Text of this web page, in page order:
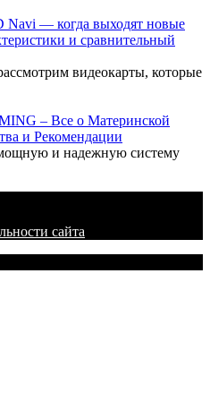
Navi — когда выходят новые
и сравнительный
видеокарты, которые
– Все о Материнской
и Рекомендации
и надежную систему
сайта